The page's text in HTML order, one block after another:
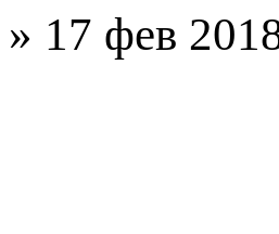
» 17 фев